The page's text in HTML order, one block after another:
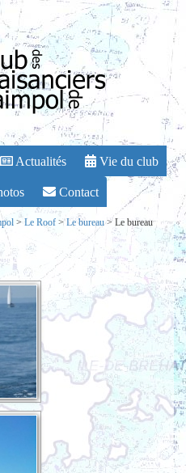
Actualités Vie du club
Contact
> Le Roof >Le bureau> Le bureau